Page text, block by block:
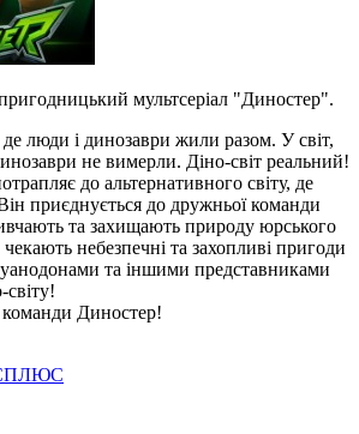
мультсеріал "Диностер".
люди і динозаври жили разом. У світ,
не вимерли. Діно-світ реальний!
до альтернативного світу, де
приєднується до дружньої команди
та захищають природу юрського
небезпечні та захопливі пригоди
та іншими представниками
Диностер!